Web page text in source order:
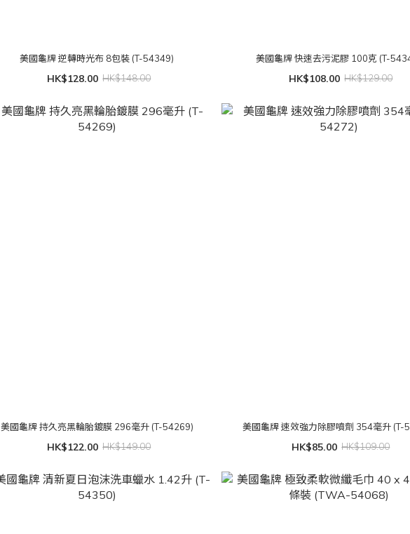
美國龜牌 逆轉時光布 8包裝 (T-54349)
HK$128.00 HK$148.00
美國龜牌 快速去污泥膠 100克 (T-
HK$108.00 HK$129.00
美國龜牌 持久亮黑輪胎鍍膜 296毫升 (T-54269)
HK$122.00 HK$149.00
美國龜牌 速效強力除膠噴劑 354毫升 (T-
HK$85.00 HK$109.00